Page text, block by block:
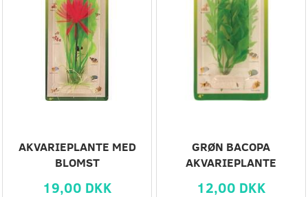
AKVARIEPLANTE MED
BLOMST
19,00 DKK
GRØN BACOPA
AKVARIEPLANTE
12,00 DKK